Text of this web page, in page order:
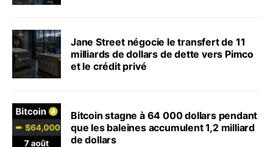
Jane Street négocie le transfert de 11
milliards de dollars de dette vers Pimco
et le crédit privé
Bitcoin stagne à 64 000 dollars pendant
que les baleines accumulent 1,2 milliard
de dollars